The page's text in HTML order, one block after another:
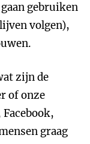
gebruiken
volgen),
zijn de
of onze
graag